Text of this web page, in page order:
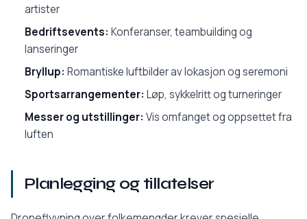
artister
Bedriftsevents: Konferanser, teambuilding og
lanseringer
Bryllup: Romantiske luftbilder av lokasjon og seremoni
Sportsarrangementer: Løp, sykkelritt og turneringer
Messer og utstillinger: Vis omfanget og oppsettet fra
luften
Planlegging og tillatelser